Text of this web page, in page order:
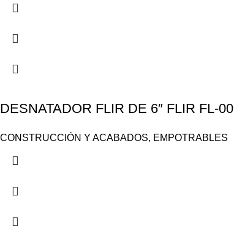
DESNATADOR FLIR DE 6″ FLIR FL-
CONSTRUCCIÓN Y ACABADOS, EMPOTRABLES